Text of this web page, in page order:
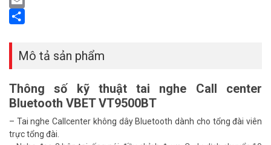
Email
Mô tả sản phẩm
Thông số kỹ thuật tai nghe Call center
Bluetooth VBET VT9500BT
– Tai nghe Callcenter không dây Bluetooth dành cho tổng đài viên
trực tổng đài.